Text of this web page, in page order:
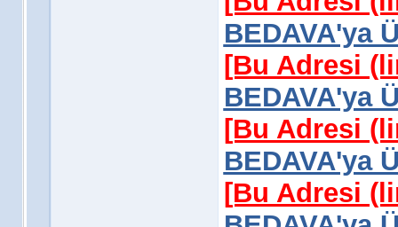
BEDAVA'ya
[Bu Adresi
BEDAVA'ya
[Bu Adresi
BEDAVA'ya
[Bu Adresi